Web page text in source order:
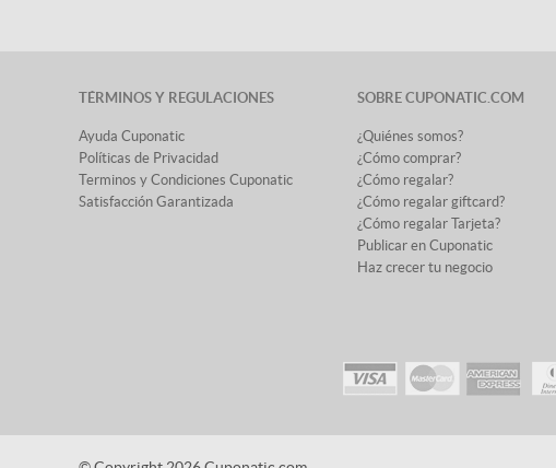
TÉRMINOS Y REGULACIONES
Ayuda Cuponatic
Políticas de Privacidad
Terminos y Condiciones Cuponatic
Satisfacción Garantizada
SOBRE CUPONATIC.COM
¿Quiénes somos?
¿Cómo comprar?
¿Cómo regalar?
¿Cómo regalar giftcard?
¿Cómo regalar Tarjeta?
Publicar en Cuponatic
Haz crecer tu negocio